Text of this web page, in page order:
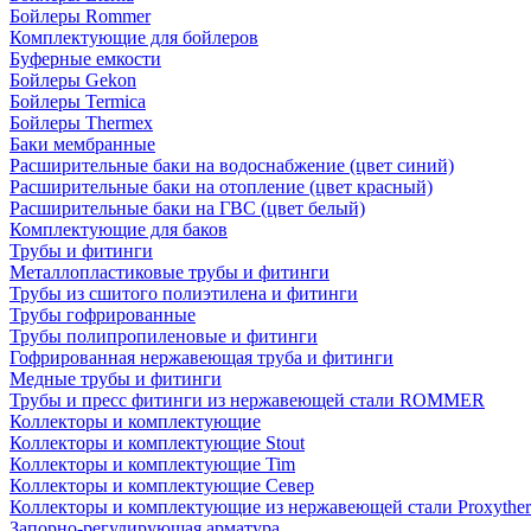
Бойлеры Rommer
Комплектующие для бойлеров
Буферные емкости
Бойлеры Gekon
Бойлеры Termica
Бойлеры Thermex
Баки мембранные
Расширительные баки на водоснабжение (цвет синий)
Расширительные баки на отопление (цвет красный)
Расширительные баки на ГВС (цвет белый)
Комплектующие для баков
Трубы и фитинги
Металлопластиковые трубы и фитинги
Трубы из сшитого полиэтилена и фитинги
Трубы гофрированные
Трубы полипропиленовые и фитинги
Гофрированная нержавеющая труба и фитинги
Медные трубы и фитинги
Трубы и пресс фитинги из нержавеющей стали ROMMER
Коллекторы и комплектующие
Коллекторы и комплектующие Stout
Коллекторы и комплектующие Tim
Коллекторы и комплектующие Север
Коллекторы и комплектующие из нержавеющей стали